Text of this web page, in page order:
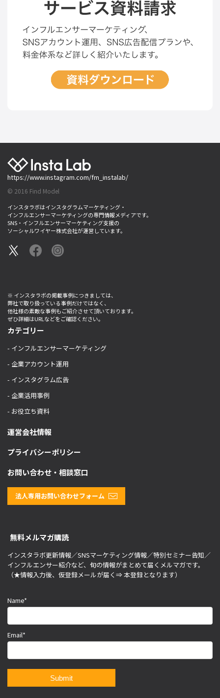
https://www.instagram.com/fm_instalab/
© 2016 Find Model
インスタラボはインスタグラムマーケティング・
インフルエンサーマーケティングの専門情報メディアです。
SNS・インフルエンサーマーケティング支援の
ソーシャルワイヤー株式会社が運営しています。
※ インスタラボの掲載事例につきましては、
弊社で取り扱っている事例だけではなく、
他社様の素敵な事例もご紹介させて頂いております。
ぜひ詳細はURLなどをご確認ください。
カテゴリー
- インフルエンサーマーケティング
- 企業アカウント運用
- インスタグラム広告
- 企業活用事例
- お役立ち資料
運営会社情報
プライバシーポリシー
お問い合わせ・相談窓口
法人専用お問い合わせフォーム
無料メルマガ購読
インスタラボ更新情報／SNSマーケティング情報／特別セミナー告知／
インフルエンサー紹介など、旬の情報がまとめて届くメルマガです。
（★情報入力後、仮登録メールが届く⇒ 本登録となります）
Name*
Email*